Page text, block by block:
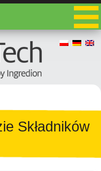
Składników